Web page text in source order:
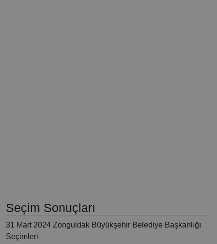
Seçim Sonuçları
31 Mart 2024 Zonguldak Büyükşehir Belediye Başkanlığı
Seçimleri